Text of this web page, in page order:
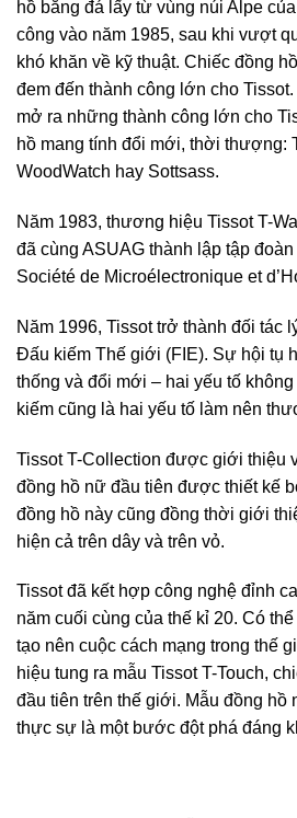
hồ bằng đá lấy từ vùng núi Alpe
công vào năm 1985, sau khi vượt
khó khăn về kỹ thuật. Chiếc đồng
đem đến thành công lớn cho
mở ra những thành công lớn cho
hồ mang tính đổi mới, thời thượng:
WoodWatch hay Sottsass.
Năm 1983, thương hiệu Tissot T-
đã cùng ASUAG thành lập tập
Société de Microélectronique et
Năm 1996, Tissot trở thành đối tác
Đấu kiếm Thế giới (FIE). Sự hội tụ
thống và đổi mới – hai yếu tố
kiếm cũng là hai yếu tố làm nên
Tissot T-Collection được giới thiệu
đồng hồ nữ đầu tiên được thiết kế
đồng hồ này cũng đồng thời giới
hiện cả trên dây và trên vỏ.
Tissot đã kết hợp công nghệ đỉnh
năm cuối cùng của thế kỉ 20. Có
tạo nên cuộc cách mạng trong thế
hiệu tung ra mẫu Tissot T-Touch,
đầu tiên trên thế giới. Mẫu đồng hồ
thực sự là một bước đột phá đáng